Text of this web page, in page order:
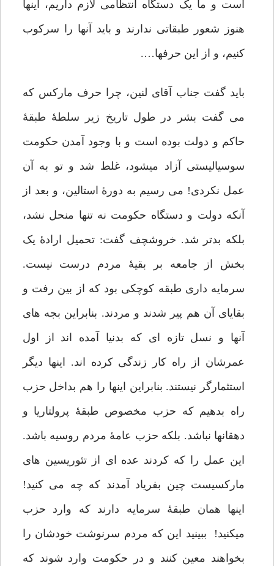
است و ما یک دستگاه انتظامی لازم داریم، اینها
هنوز شعور طبقاتی ندارند و باید آنها را سرکوب
کنیم، و از این حرفها….
باید گفت جناب آقای لنین، چرا حرف مارکس که
می گفت بشر در طول تاریخ زیر سلطۀ طبقۀ
حاکم و دولت بوده است و با وجود آمدن حکومت
سوسیالیستی آزاد میشود، غلط شد و تو به آن
عمل نکردی! می رسیم به دورۀ استالین، و بعد از
آنکه دولت و دستگاه حکومت نه تنها منحل نشد،
بلکه بدتر شد. خروشچف گفت: تحمیل ارادۀ یک
بخش از جامعه بر بقیۀ مردم درست نیست.
سرمایه داری طبقه کوچکی بود که از بین رفت و
بقایای آن هم پیر شدند و مردند. بنابراین بجه های
آنها و نسل تازه ای که بدنیا آمده اند از اول
عمرشان از راه کار زندگی کرده اند. اینها دیگر
استثمارگر نیستند. بنابراین اینها را هم بداخل حزب
راه بدهیم که حزب مخصوص طبقۀ پرولتاریا و
دهقانها نباشد. بلکه حزب عامۀ مردم روسیه باشد.
این عمل را که کردند عده ای از تئوریسین های
مارکسیست چین بفریاد آمدند که چه می کنید!
اینها همان طبقۀ سرمایه دارند که وارد حزب
میکنید! ببینید این که مردم سرنوشت خودشان را
بخواهند معین کنند و در حکومت وارد شوند که